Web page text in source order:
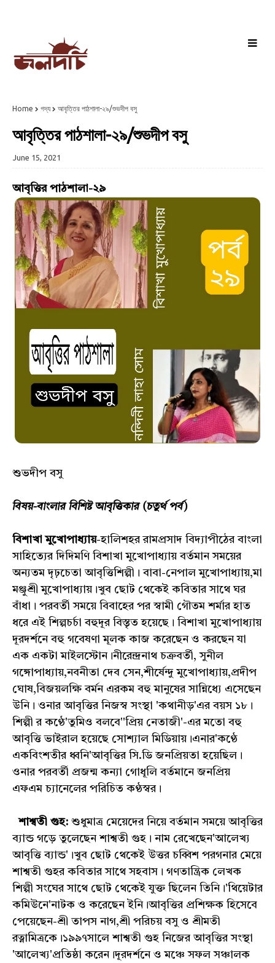
Home গদ্য আবৃত্তির পাঠশালা-২৯/শুভদীপ বসু
আবৃত্তির পাঠশালা-২৯/শুভদীপ বসু
June 15, 2021
আবৃত্তির পাঠশালা-২৯
শুভদীপ বসু
বিষয়-বাংলার বিশিষ্ট আবৃত্তিকার (চতুর্থ পর্ব)
বিশাখা মুখোপাধ্যায়-হালিশহর রামপ্রসাদ বিদ্যাপীঠের বাংলা
সাহিত্যের দিদিমণি বিশাখা মুখোপাধ্যায় বর্তমান সময়ের
অন্যতম দৃঢ়চেতা আবৃত্তিশিল্পী। বাবা-নেপাল মুখোপাধ্যায়,মা
মঞ্জুশ্রী মুখোপাধ্যায়।খুব ছোট থেকেই কবিতার সাথে ঘর
বাঁধা। পরবর্তী সময়ে বিবাহের পর স্বামী গৌতম শর্মার হাত
ধরে এই শিল্পচর্চা বহুদূর বিস্তৃত হয়েছে। বিশাখা মুখোপাধ্যায়
দূরদর্শনে বহু গবেষণা মূলক কাজ করেছেন ও করছেন যা
এক একটা মাইলস্টোন।নীরেন্দ্রনাথ চক্রবর্তী, সুনীল
গঙ্গোপাধ্যায়,নবনীতা দেব সেন,শীর্ষেন্দু মুখোপাধ্যায়,প্রদীপ
ঘোষ,বিজয়লক্ষি বর্মন এরকম বহু মানুষের সান্নিধ্যে এসেছেন
উনি। ওনার আবৃত্তির নিজস্ব সংস্থা 'কথানীড়'এর বয়স ১৮।
শিল্পী র কণ্ঠে'তুমিও বলবে''প্রিয় নেতাজী'-এর মতো বহু
আবৃত্তি ভাইরাল হয়েছে সোশ্যাল মিডিয়ায়।এনার'কণ্ঠে
একবিংশতীর ধ্বনি'আবৃত্তির সি.ডি জনপ্রিয়তা হয়েছিল।
ওনার পরবর্তী প্রজন্ম কন্যা গোধূলি বর্তমানে জনপ্রিয়
এফএম চ্যানেলের পরিচিত কণ্ঠস্বর।
শাশ্বতী গুহ: শুধুমাত্র মেয়েদের নিয়ে বর্তমান সময়ে আবৃত্তির
ব্যান্ড গড়ে তুলেছেন শাশ্বতী গুহ। নাম রেখেছেন'আলেখ্য
আবৃত্তি ব্যান্ড'।খুব ছোট থেকেই উত্তর চব্বিশ পরগনার মেয়ে
শাশ্বতী গুহর কবিতার সাথে সহবাস। গণতান্ত্রিক লেখক
শিল্পী সংঘের সাথে ছোট থেকেই যুক্ত ছিলেন তিনি।'থিয়েটার
কমিউনে'নাটক ও করেছেন ইনি।আবৃত্তির প্রশিক্ষক হিসেবে
পেয়েছেন-শ্রী তাপস নাগ,শ্রী পরিচয় বসু ও শ্রীমতী
রত্নামিত্রকে।১৯৯৭সালে শাশ্বতী গুহ নিজের আবৃত্তির সংস্থা
'আলেখ্য'প্রতিষ্ঠা করেন।দূরদর্শনে ও মঞ্চে সফল সঞ্চালক